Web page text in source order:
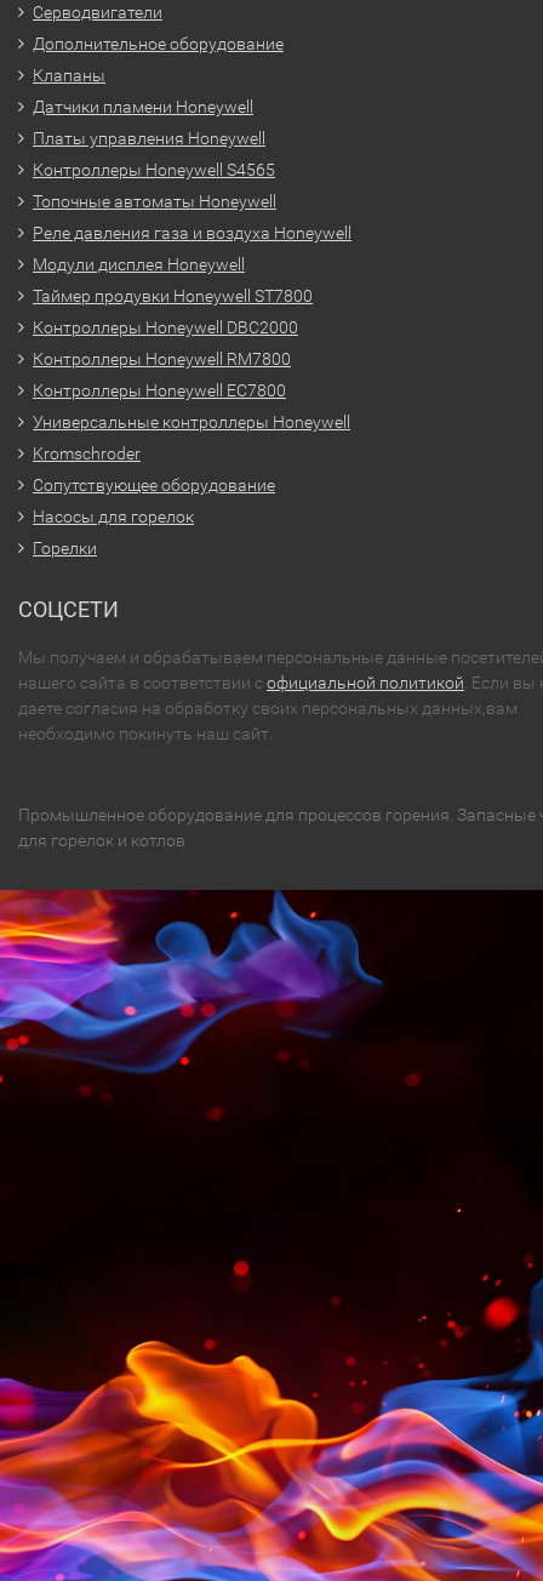
Серводвигатели
Дополнительное оборудование
Клапаны
Датчики пламени Honeywell
Платы управления Honeywell
Контроллеры Honeywell S4565
Топочные автоматы Honeywell
Реле давления газа и воздуха Honeywell
Модули дисплея Honeywell
Таймер продувки Honeywell ST7800
Контроллеры Honeywell DBC2000
Контроллеры Honeywell RM7800
Контроллеры Honeywell EC7800
Универсальные контроллеры Honeywell
Kromschroder
Сопутствующее оборудование
Насосы для горелок
Горелки
СОЦСЕТИ
Мы получаем и обрабатываем персональные данные
нашего сайта в соответствии софициальной политикой . Если вы
даете согласия на обработку своих персональных данных,вам
необходимо покинуть наш сайт.
Промышленное оборудование для процессов горения. Запасные
для горелок и котлов